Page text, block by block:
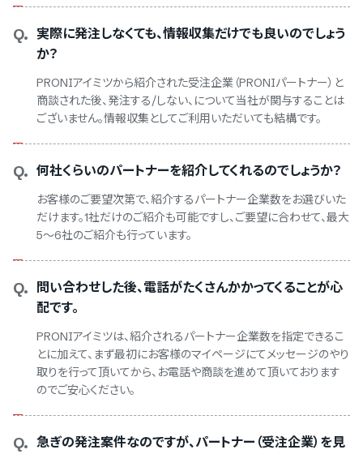
Q. 実際に発注しなくても、情報収集だけでも良いのでしょう
か？
PRONIアイミツから紹介された受注企業（PRONIパートナー）と
商談された後、発注する/しない、について当社が関与することは
ございません。情報収集としてご利用いただいても結構です。
Q. 何社くらいのパートナーを紹介してくれるのでしょうか？
お客様のご要望次第で、紹介するパートナー企業数をお選びいた
だけます。1社だけのご紹介も可能ですし、ご要望に合わせて、最大
5～6社のご紹介も行っています。
Q. 問い合わせした後、電話がたくさんかかってくることが心
配です。
PRONIアイミツは、紹介されるパートナー企業数を指定できるこ
とに加えて、まず最初にお客様のマイページにてメッセージのやり
取りを行って頂いてから、お電話や商談を進めて頂いております
のでご安心ください。
Q. 急ぎの発注案件なのですが、パートナー（受注企業）を見